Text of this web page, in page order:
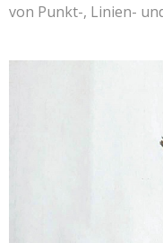
von Punkt-, Linien-